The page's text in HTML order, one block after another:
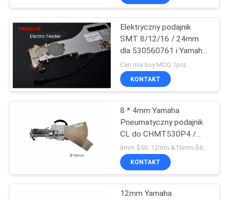
KONTROLA
JAKOŚCI
SKONTAKTUJ
AKTUALNOŚCI
SHOPPING
Drukarka
szablonowa
SMT Reflow Oven
34
Elektryczny podajnik
SMT 8/12/16 / 24mm
dla 530560761 i Yamaha
YG12 YG200 YG100
YV100XG YV100XE
YV100II
Can mix buy MOQ:1pcs
KONTAKT
8 * 4mm Yamaha
Pneumatyczny podajnik
CL do CHMT530P4 /
560P4 / 510/761
Charmhigh smt
8mm $50; 12mm &16mm $68 ; 24mm $198 MOQ:1
KONTAKT
12mm Yamaha